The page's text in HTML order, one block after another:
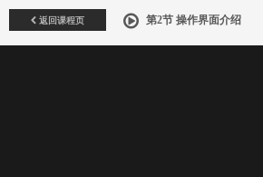
返回课程页 第2节 操作界面介绍